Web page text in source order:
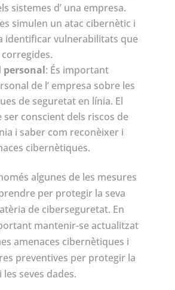
sistemes d’ una empresa.
simulen un atac cibernètic i
identificar vulnerabilitats que
personal: És important
de l’ empresa sobre les
de seguretat en línia. El
ser conscient dels riscos de
i saber com reconèixer i
cibernètiques.
algunes de les mesures
per protegir la seva
de ciberseguretat. En
mantenir-se actualitzat
amenaces cibernètiques i
preventives per protegir la
seves dades.